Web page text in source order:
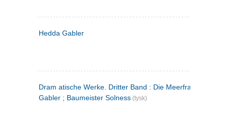
Hedda Gabler
Dram atische Werke. Dritter Band : Die Meerfrau ; Hedda
Gabler ; Baumeister Solness (tysk)